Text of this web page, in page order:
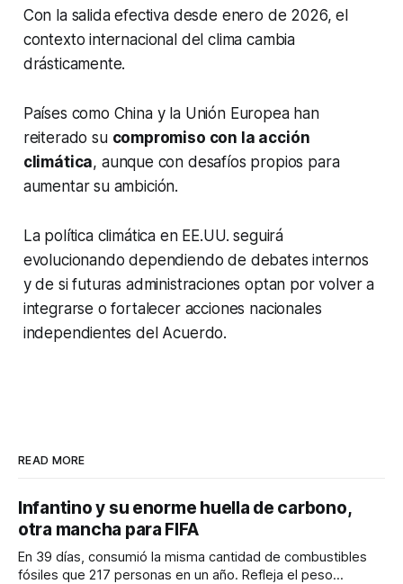
Con la salida efectiva desde enero de 2026, el
contexto internacional del clima cambia
drásticamente.
Países como China y la Unión Europea han
reiterado su compromiso con la acción
climática, aunque con desafíos propios para
aumentar su ambición.
La política climática en EE.UU. seguirá
evolucionando dependiendo de debates internos
y de si futuras administraciones optan por volver a
integrarse o fortalecer acciones nacionales
independientes del Acuerdo.
READ MORE
Infantino y su enorme huella de carbono,
otra mancha para FIFA
En 39 días, consumió la misma cantidad de combustibles
fósiles que 217 personas en un año. Refleja el peso